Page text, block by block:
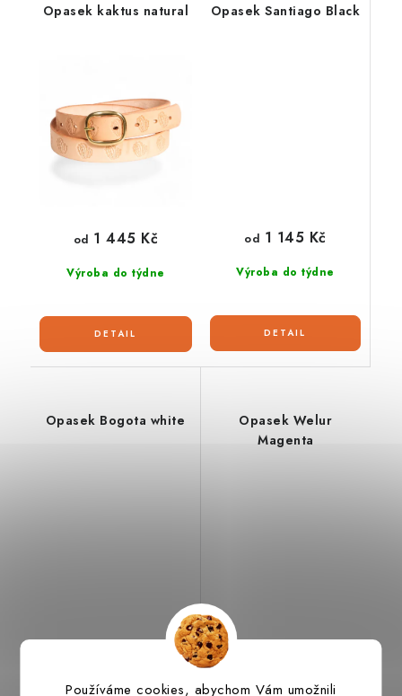
Používáme cookies, abychom Vám umožnili
Opasek kaktus natural
Výroba do týdne
od 1 445 Kč
Opasek Santiago Black
Výroba do týdne
od 1 145 Kč
Opasek Bogota white
Výroba do týdne
Opasek Welur
Magenta
Výroba do týdne